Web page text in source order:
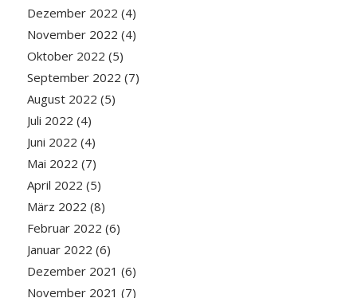
Dezember 2022 (4)
November 2022 (4)
Oktober 2022 (5)
September 2022 (7)
August 2022 (5)
Juli 2022 (4)
Juni 2022 (4)
Mai 2022 (7)
April 2022 (5)
März 2022 (8)
Februar 2022 (6)
Januar 2022 (6)
Dezember 2021 (6)
November 2021 (7)